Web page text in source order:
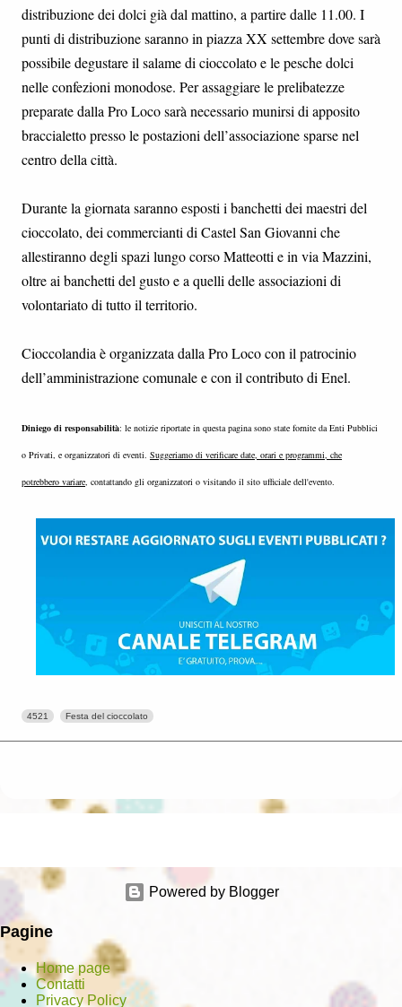
distribuzione dei dolci già dal mattino, a partire dalle 11.00. I
punti di distribuzione saranno in piazza XX settembre dove sarà
possibile degustare il salame di cioccolato e le pesche dolci
nelle confezioni monodose. Per assaggiare le prelibatezze
preparate dalla Pro Loco sarà necessario munirsi di apposito
braccialetto presso le postazioni dell’associazione sparse nel
centro della città.
Durante la giornata saranno esposti i banchetti dei maestri del
cioccolato, dei commercianti di Castel San Giovanni che
allestiranno degli spazi lungo corso Matteotti e in via Mazzini,
oltre ai banchetti del gusto e a quelli delle associazioni di
volontariato di tutto il territorio.
Cioccolandia è organizzata dalla Pro Loco con il patrocinio
dell’amministrazione comunale e con il contributo di Enel.
Diniego di responsabilità: le notizie riportate in questa pagina sono state fornite da Enti Pubblici
o Privati, e organizzatori di eventi. Suggeriamo di verificare date, orari e programmi, che
potrebbero variare, contattando gli organizzatori o visitando il sito ufficiale dell'evento.
4521 Festa del cioccolato
Powered by Blogger
Pagine
Home page
Contatti
Privacy Policy